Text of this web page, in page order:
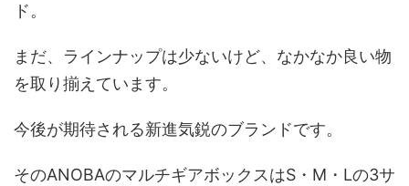
ド。
まだ、ラインナップは少ないけど、なかなか良い物
を取り揃えています。
今後が期待される新進気鋭のブランドです。
そのANOBAのマルチギアボックスはS・M・Lの3サ